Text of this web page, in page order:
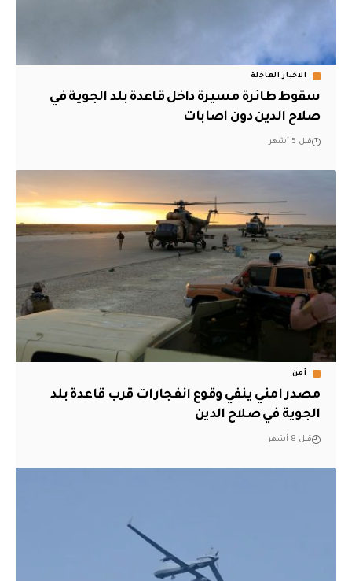
الاخبار العاجلة
سقوط طائرة مسيرة داخل قاعدة بلد الجوية في
صلاح الدين دون اصابات
قبل 5 أشهر
أمن
مصدر امني ينفي وقوع انفجارات قرب قاعدة بلد
الجوية في صلاح الدين
قبل 8 أشهر